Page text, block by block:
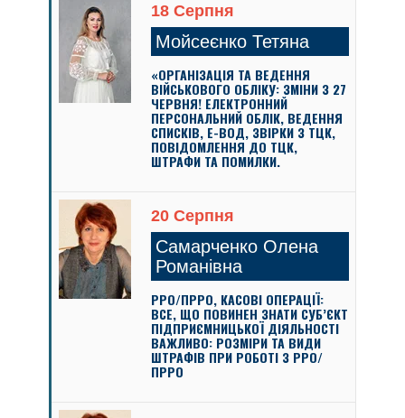
18 Серпня
Мойсеєнко Тетяна
«ОРГАНІЗАЦІЯ ТА ВЕДЕННЯ
ВІЙСЬКОВОГО ОБЛІКУ: ЗМІНИ З 27
ЧЕРВНЯ! ЕЛЕКТРОННИЙ
ПЕРСОНАЛЬНИЙ ОБЛІК, ВЕДЕННЯ
СПИСКІВ, Е-ВОД, ЗВІРКИ З ТЦК,
ПОВІДОМЛЕННЯ ДО ТЦК,
ШТРАФИ ТА ПОМИЛКИ.
20 Серпня
Самарченко Олена
Романівна
РРО/ПРРО, КАСОВІ ОПЕРАЦІЇ:
ВСЕ, ЩО ПОВИНЕН ЗНАТИ СУБ’ЄКТ
ПІДПРИЄМНИЦЬКОЇ ДІЯЛЬНОСТІ
ВАЖЛИВО: РОЗМІРИ ТА ВИДИ
ШТРАФІВ ПРИ РОБОТІ З РРО/
ПРРО